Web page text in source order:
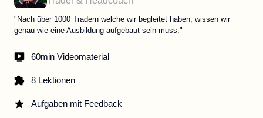
"Nach über 1000 Tradern welche wir begleitet haben, wissen wir
genau wie eine Ausbildung aufgebaut sein muss."
60min Videomaterial
8 Lektionen
Aufgaben mit Feedback